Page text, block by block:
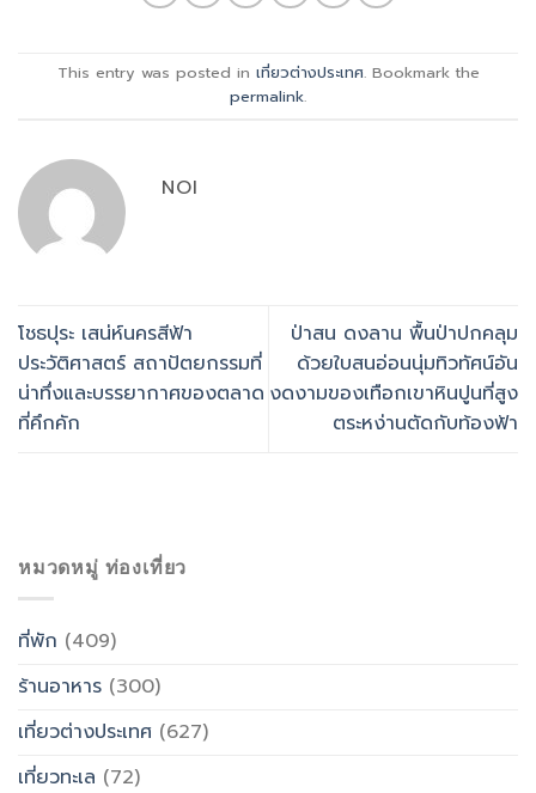
This entry was posted in เที่ยวต่างประเทศ. Bookmark the
permalink.
NOI
โชธปุระ เสน่ห์นครสีฟ้า
ประวัติศาสตร์ สถาปัตยกรรมที่
น่าทึ่งและบรรยากาศของตลาด
ที่คึกคัก
ป่าสน ดงลาน พื้นป่าปกคลุม
ด้วยใบสนอ่อนนุ่มทิวทัศน์อัน
งดงามของเทือกเขาหินปูนที่สูง
ตระหง่านตัดกับท้องฟ้า
หมวดหมู่ ท่องเที่ยว
ที่พัก (409)
ร้านอาหาร (300)
เที่ยวต่างประเทศ (627)
เที่ยวทะเล (72)